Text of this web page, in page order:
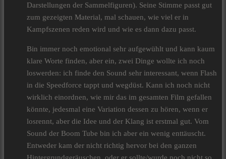
Darstellungen der Sammelfiguren). Seine Stimme passt gut
zum gezeigten Material, mal schauen, wie viel er in
Kampfszenen reden wird und wie es dann dazu passt.
Bin immer noch emotional sehr aufgewühlt und kann kaum
klare Worte finden, aber ein, zwei Dinge wollte ich noch
loswerden: ich finde den Sound sehr interessant, wenn Flash
in die Speedforce tappt und wegdüst. Kann ich noch nicht
wirklich einordnen, wie mir das im gesamten Film gefallen
könnte, jedesmal eine Variation dessen zu hören, wenn er
losrennt, aber die Idee und der Klang ist erstmal gut. Vom
Sound der Boom Tube bin ich aber ein wenig enttäuscht.
Entweder kam der nicht richtig hervor bei den ganzen